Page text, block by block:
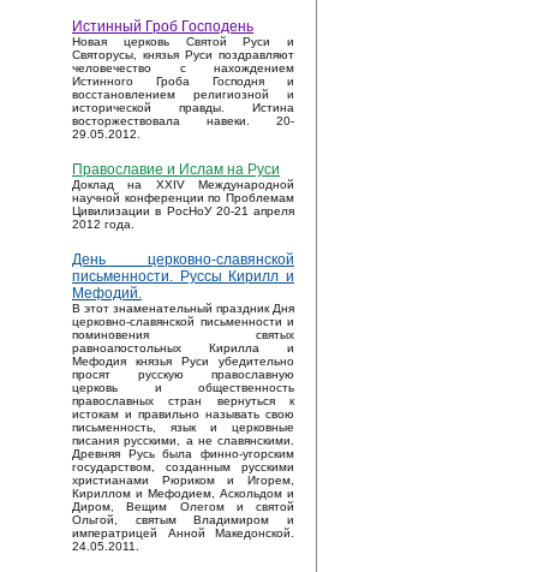
Истинный Гроб Господень
Новая церковь Святой Руси и
Святорусы, князья Руси поздравляют
человечество с нахождением
Истинного Гроба Господня и
восстановлением религиозной и
исторической правды. Истина
восторжествовала навеки. 20-
29.05.2012.
Православие и Ислам на Руси
Доклад на XXIV Международной
научной конференции по Проблемам
Цивилизации в РосНоУ 20-21 апреля
2012 года.
День церковно-славянской
письменности. Руссы Кирилл и
Мефодий.
В этот знаменательный праздник Дня
церковно-славянской письменности и
поминовения святых
равноапостольных Кирилла и
Мефодия князья Руси убедительно
просят русскую православную
церковь и общественность
православных стран вернуться к
истокам и правильно называть свою
письменность, язык и церковные
писания русскими, а не славянскими.
Древняя Русь была финно-угорским
государством, созданным русскими
христианами Рюриком и Игорем,
Кириллом и Мефодием, Аскольдом и
Диром, Вещим Олегом и святой
Ольгой, святым Владимиром и
императрицей Анной Македонской.
24.05.2011.